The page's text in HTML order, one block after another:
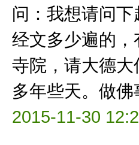
问：我想请问下
经文多少遍的
寺院，请大德
多年些天。做
2015-11-30